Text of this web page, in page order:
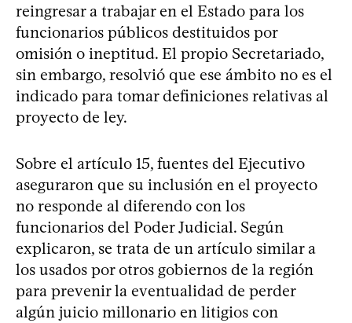
reingresar a trabajar en el Estado para los
funcionarios públicos destituidos por
omisión o ineptitud. El propio Secretariado,
sin embargo, resolvió que ese ámbito no es el
indicado para tomar definiciones relativas al
proyecto de ley.
Sobre el artículo 15, fuentes del Ejecutivo
aseguraron que su inclusión en el proyecto
no responde al diferendo con los
funcionarios del Poder Judicial. Según
explicaron, se trata de un artículo similar a
los usados por otros gobiernos de la región
para prevenir la eventualidad de perder
algún juicio millonario en litigios con